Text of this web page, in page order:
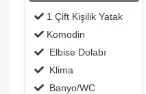
1 Çift Kişilik Yatak
Komodin
Elbise Dolabı
Klima
Banyo/WC